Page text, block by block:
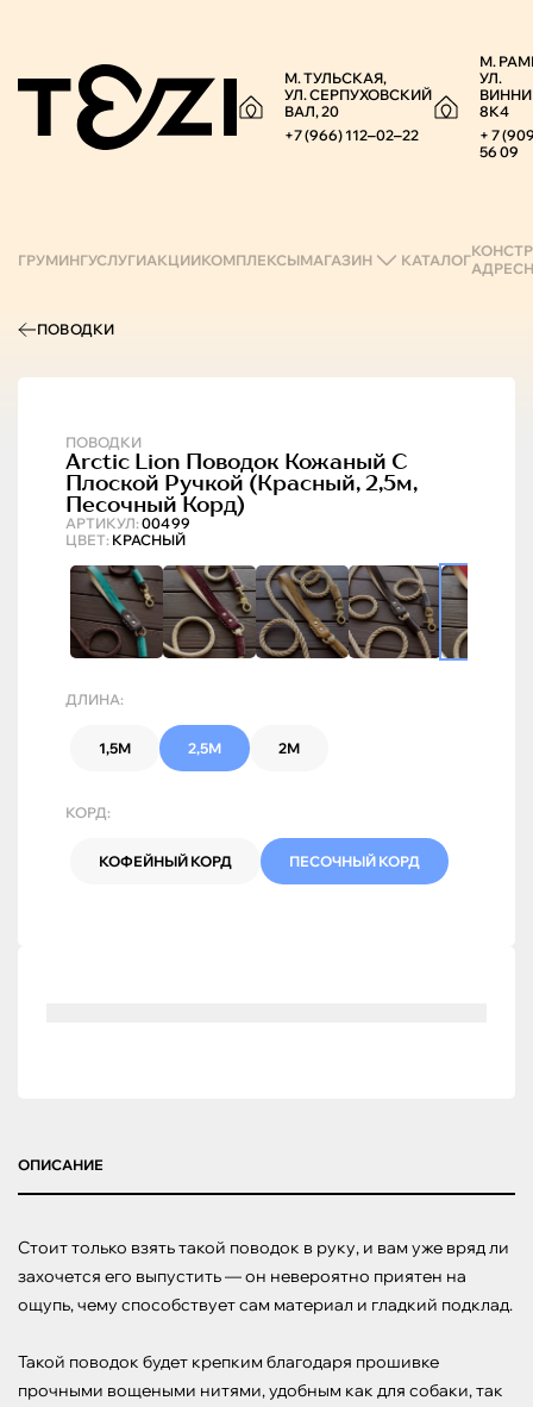
М. ТУЛЬСКАЯ,
УЛ. СЕРПУХОВСКИЙ
ВАЛ, 20
+7 (966) 112‒02‒22
М.
УЛ.
8К4
+ 7
56 09
ГРУМИНГУСЛУГИАКЦИИКОМПЛЕКСЫМАГАЗИН КАТАЛОГ
ПОВОДКИ
ПОВОДКИ
АРТИКУЛ: 00499
Arctic Lion Поводок Кожаный С
Плоской Ручкой (красный, 2,5м,
Песочный Корд)
ЦВЕТ: КРАСНЫЙ
ДЛИНА:
1,5М 2,5М 2М
КОРД:
КОФЕЙНЫЙ КОРД ПЕСОЧНЫЙ КОРД
ОПИСАНИЕ
Стоит только взять такой поводок в руку, и вам уже вряд ли
захочется его выпустить — он невероятно приятен на
ощупь, чему способствует сам материал и гладкий подклад.
Такой поводок будет крепким благодаря прошивке
прочными вощеными нитями, удобным как для собаки, так